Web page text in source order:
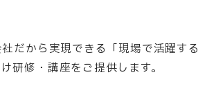
だから実現できる「現場で活躍する
研修・講座をご提供します。